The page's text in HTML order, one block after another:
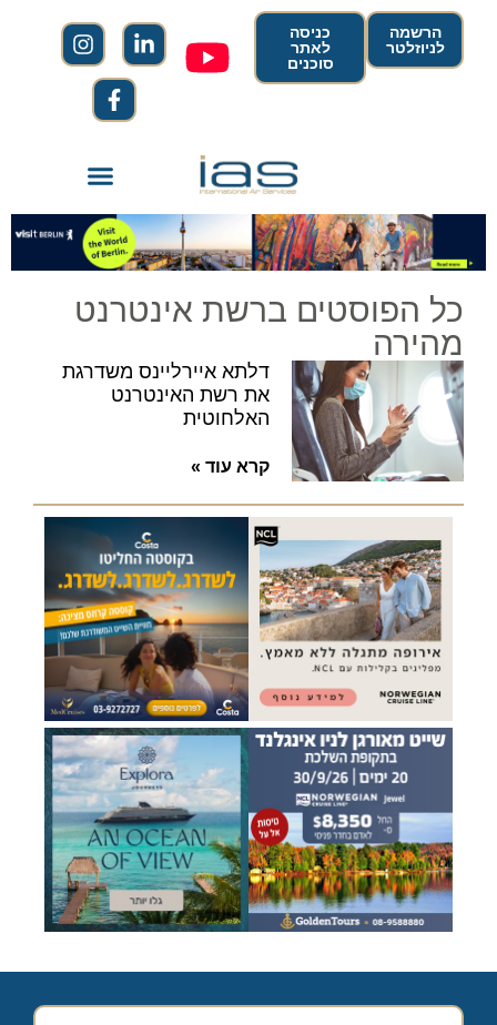
הרשמה
לניוזלטר
כניסה
לאתר
סוכנים
כל הפוסטים ברשת אינטרנט
מהירה
דלתא איירליינס משדרגת
את רשת האינטרנט
האלחוטית
קרא עוד »